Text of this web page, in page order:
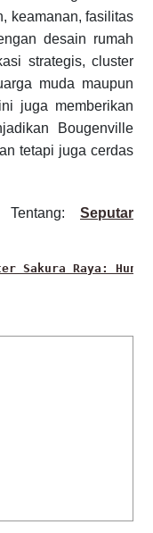
keamanan, fasilitas
desain rumah
strategis, cluster
muda maupun
juga memberikan
Bougenville
tetapi juga cerdas
Tentang: Seputar
Sakura Raya: